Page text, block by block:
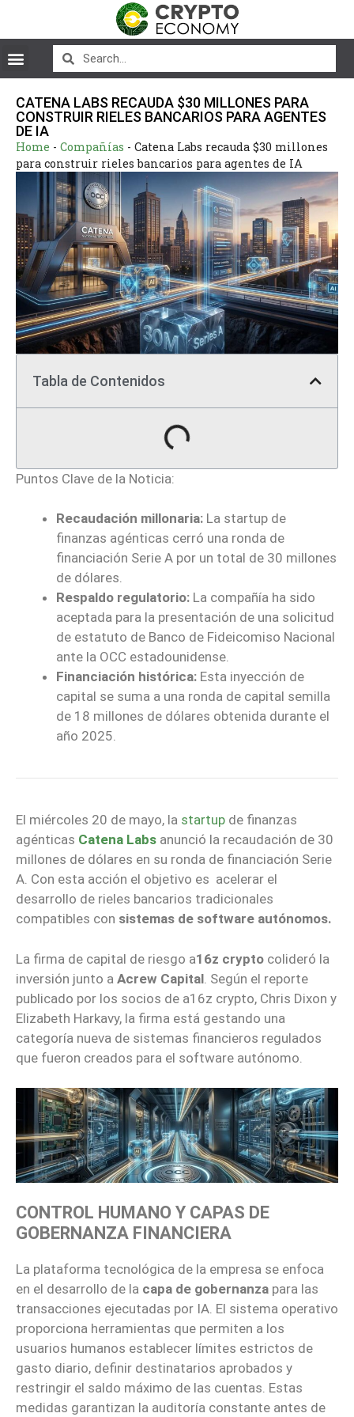
CATENA LABS RECAUDA $30 MILLONES PARA
CONSTRUIR RIELES BANCARIOS PARA AGENTES
DE IA
Home - Compañías - Catena Labs recauda $30 millones
para construir rieles bancarios para agentes de IA
Tabla de Contenidos
Puntos Clave de la Noticia:
Recaudación millonaria: La startup de
finanzas agénticas cerró una ronda de
financiación Serie A por un total de 30 millones
de dólares.
Respaldo regulatorio: La compañía ha sido
aceptada para la presentación de una solicitud
de estatuto de Banco de Fideicomiso Nacional
ante la OCC estadounidense.
Financiación histórica: Esta inyección de
capital se suma a una ronda de capital semilla
de 18 millones de dólares obtenida durante el
año 2025.
El miércoles 20 de mayo, la startup de finanzas
agénticas Catena Labs anunció la recaudación de 30
millones de dólares en su ronda de financiación Serie
A. Con esta acción el objetivo es acelerar el
desarrollo de rieles bancarios tradicionales
compatibles con sistemas de software autónomos.
La firma de capital de riesgo a16z crypto colideró la
inversión junto a Acrew Capital . Según el reporte
publicado por los socios de a16z crypto, Chris Dixon y
Elizabeth Harkavy, la firma está gestando una
categoría nueva de sistemas financieros regulados
que fueron creados para el software autónomo.
CONTROL HUMANO Y CAPAS DE
GOBERNANZA FINANCIERA
La plataforma tecnológica de la empresa se enfoca
en el desarrollo de la capa de gobernanza para las
transacciones ejecutadas por IA. El sistema operativo
proporciona herramientas que permiten a los
usuarios humanos establecer límites estrictos de
gasto diario, definir destinatarios aprobados y
restringir el saldo máximo de las cuentas. Estas
medidas garantizan la auditoría constante antes de